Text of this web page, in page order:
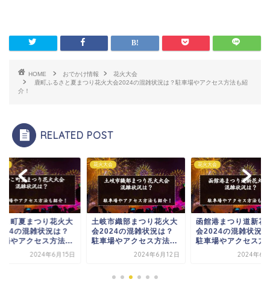
HOME おでかけ情報
花火大会
鹿町ふるさと夏まつり花火大会2024の混雑状況は？駐車場やアクセス方法も紹
介！
RELATED POST
こ町夏まつり花火大
の混雑状況は？
場やアクセス方法...
2024年6月15日
花火大会
土岐市織部まつり花火大
会2024の混雑状況は？
駐車場やアクセス方法...
2024年6月12日
花火大会
函館港まつり道新花
会2024の混雑状況
駐車場やアクセス方
2024年6